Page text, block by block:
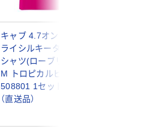
キャブ 4.7オンス ド
ライシルキータッチT
シャツ(ローブリード)
M トロピカルピンク
508801 1セット(3入)
（直送品）